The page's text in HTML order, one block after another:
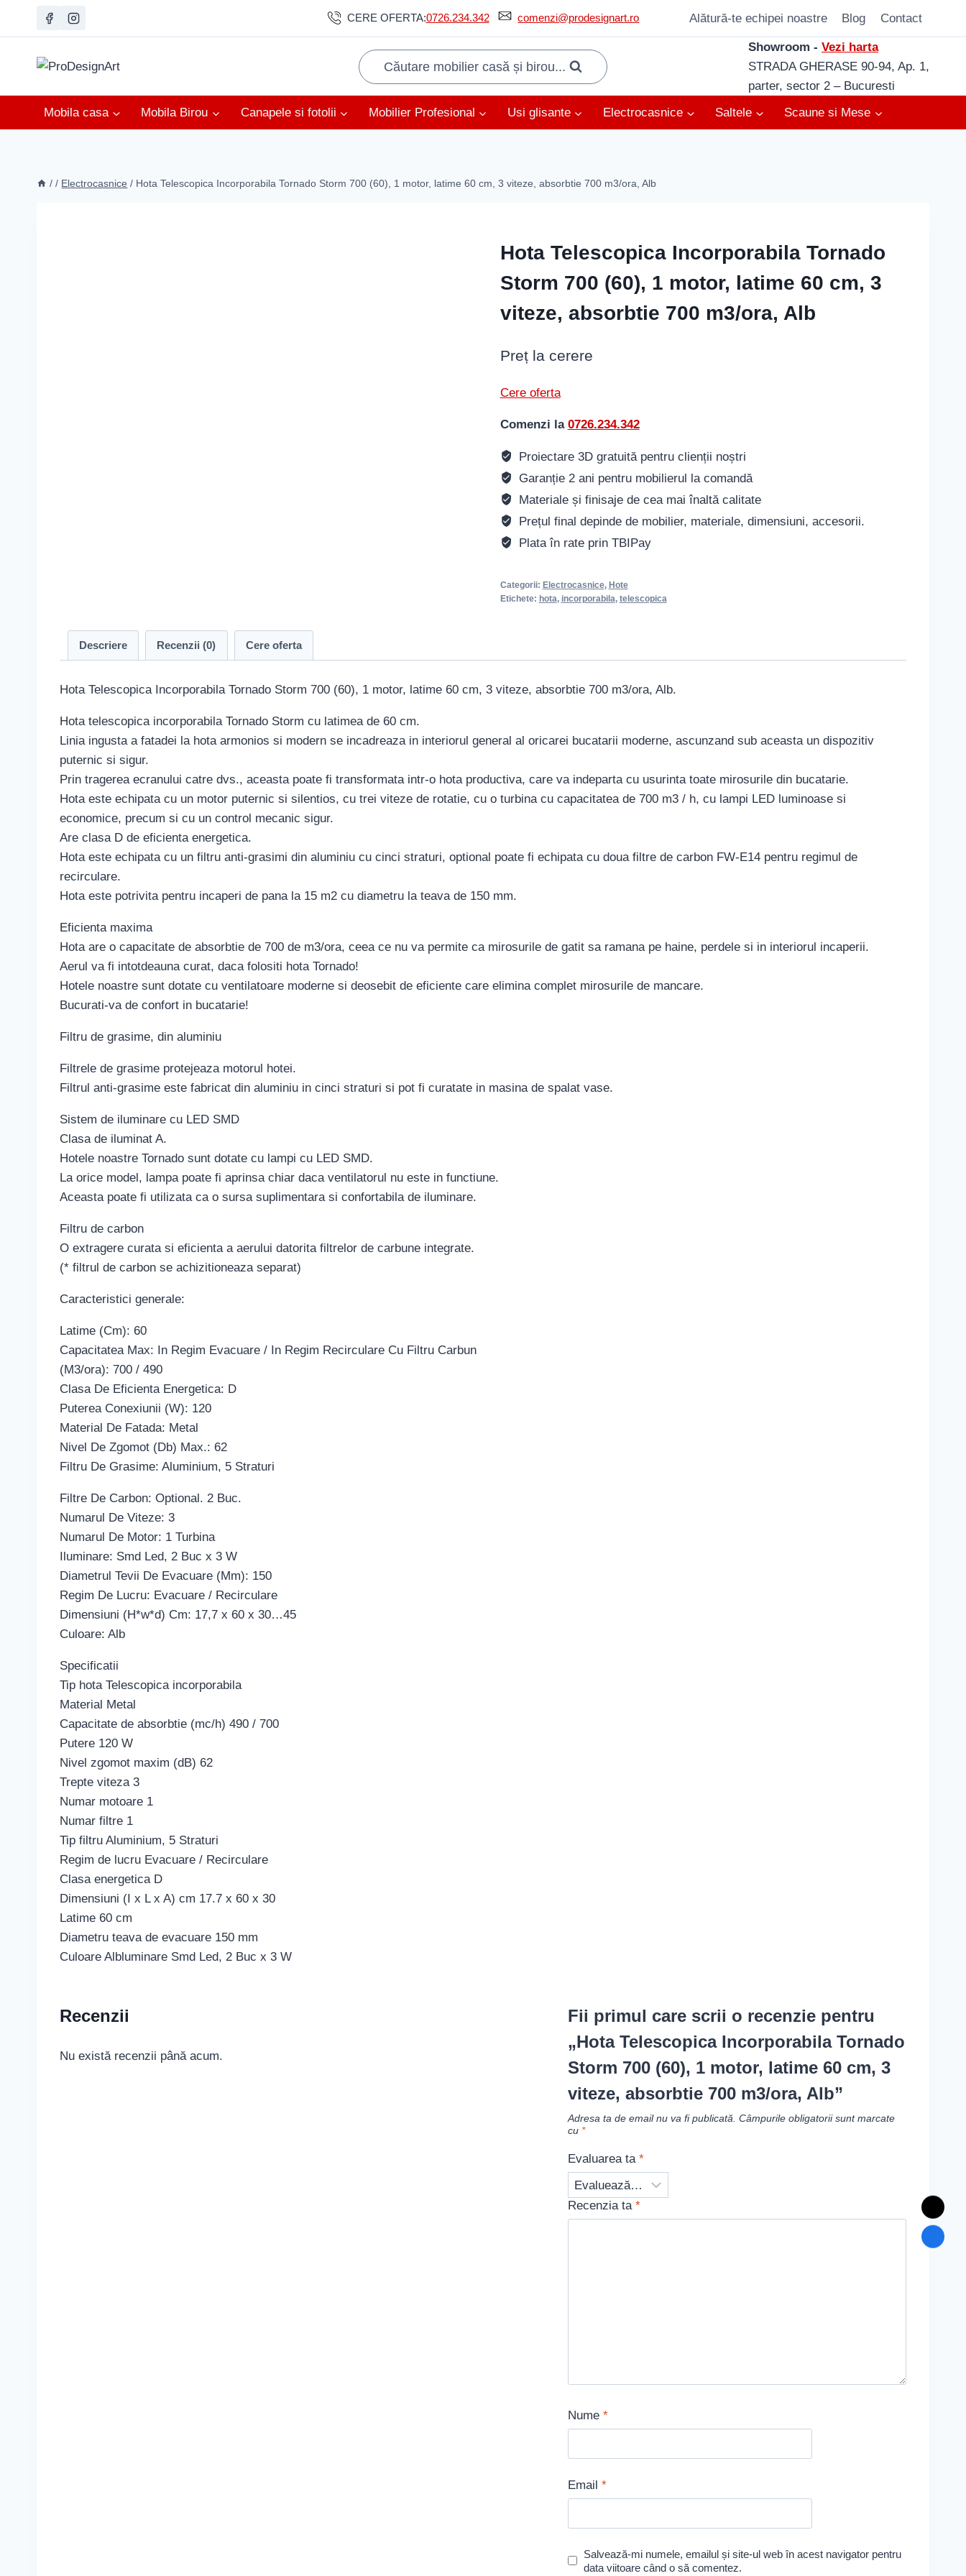
CERE OFERTA:0726.234.342 comenzi@prodesignart.ro Alătură-te echipei noastre Blog Contact
Căutare mobilier casă și birou...
Showroom - Vezi harta
STRADA GHERASE 90-94, Ap. 1,
parter, sector 2 – Bucuresti
Mobila casa
Mobila Birou Canapele si fotolii Mobilier Profesional Usi glisante Electrocasnice Saltele Scaune si Mese
/ / Electrocasnice / Hota Telescopica Incorporabila Tornado Storm 700 (60), 1 motor, latime 60 cm, 3 viteze, absorbtie 700 m3/ora, Alb
Hota Telescopica Incorporabila Tornado
Storm 700 (60), 1 motor, latime 60 cm, 3
viteze, absorbtie 700 m3/ora, Alb
Preț la cerere
Cere oferta
Comenzi la 0726.234.342
Proiectare 3D gratuită pentru clienții noștri
Garanție 2 ani pentru mobilierul la comandă
Materiale și finisaje de cea mai înaltă calitate
Prețul final depinde de mobilier, materiale, dimensiuni, accesorii.
Plata în rate prin TBIPay
Categorii: Electrocasnice, Hote
Etichete: hota, incorporabila, telescopica
Descriere Recenzii (0) Cere oferta
Hota Telescopica Incorporabila Tornado Storm 700 (60), 1 motor, latime 60 cm, 3 viteze, absorbtie 700 m3/ora, Alb.
Hota telescopica incorporabila Tornado Storm cu latimea de 60 cm.
Linia ingusta a fatadei la hota armonios si modern se incadreaza in interiorul general al oricarei bucatarii moderne, ascunzand sub aceasta un dispozitiv
puternic si sigur.
Prin tragerea ecranului catre dvs., aceasta poate fi transformata intr-o hota productiva, care va indeparta cu usurinta toate mirosurile din bucatarie.
Hota este echipata cu un motor puternic si silentios, cu trei viteze de rotatie, cu o turbina cu capacitatea de 700 m3 / h, cu lampi LED luminoase si
economice, precum si cu un control mecanic sigur.
Are clasa D de eficienta energetica.
Hota este echipata cu un filtru anti-grasimi din aluminiu cu cinci straturi, optional poate fi echipata cu doua filtre de carbon FW-E14 pentru regimul de
recirculare.
Hota este potrivita pentru incaperi de pana la 15 m2 cu diametru la teava de 150 mm.
Eficienta maxima
Hota are o capacitate de absorbtie de 700 de m3/ora, ceea ce nu va permite ca mirosurile de gatit sa ramana pe haine, perdele si in interiorul incaperii.
Aerul va fi intotdeauna curat, daca folositi hota Tornado!
Hotele noastre sunt dotate cu ventilatoare moderne si deosebit de eficiente care elimina complet mirosurile de mancare.
Bucurati-va de confort in bucatarie!
Filtru de grasime, din aluminiu
Filtrele de grasime protejeaza motorul hotei.
Filtrul anti-grasime este fabricat din aluminiu in cinci straturi si pot fi curatate in masina de spalat vase.
Sistem de iluminare cu LED SMD
Clasa de iluminat A.
Hotele noastre Tornado sunt dotate cu lampi cu LED SMD.
La orice model, lampa poate fi aprinsa chiar daca ventilatorul nu este in functiune.
Aceasta poate fi utilizata ca o sursa suplimentara si confortabila de iluminare.
Filtru de carbon
O extragere curata si eficienta a aerului datorita filtrelor de carbune integrate.
(* filtrul de carbon se achizitioneaza separat)
Caracteristici generale:
Latime (Cm): 60
Capacitatea Max: In Regim Evacuare / In Regim Recirculare Cu Filtru Carbun
(M3/ora): 700 / 490
Clasa De Eficienta Energetica: D
Puterea Conexiunii (W): 120
Material De Fatada: Metal
Nivel De Zgomot (Db) Max.: 62
Filtru De Grasime: Aluminium, 5 Straturi
Filtre De Carbon: Optional. 2 Buc.
Numarul De Viteze: 3
Numarul De Motor: 1 Turbina
Iluminare: Smd Led, 2 Buc x 3 W
Diametrul Tevii De Evacuare (Mm): 150
Regim De Lucru: Evacuare / Recirculare
Dimensiuni (H*w*d) Cm: 17,7 x 60 x 30…45
Culoare: Alb
Specificatii
Tip hota Telescopica incorporabila
Material Metal
Capacitate de absorbtie (mc/h) 490 / 700
Putere 120 W
Nivel zgomot maxim (dB) 62
Trepte viteza 3
Numar motoare 1
Numar filtre 1
Tip filtru Aluminium, 5 Straturi
Regim de lucru Evacuare / Recirculare
Clasa energetica D
Dimensiuni (I x L x A) cm 17.7 x 60 x 30
Latime 60 cm
Diametru teava de evacuare 150 mm
Culoare Albluminare Smd Led, 2 Buc x 3 W
Recenzii
Nu există recenzii până acum.
Fii primul care scrii o recenzie pentru
„Hota Telescopica Incorporabila Tornado
Storm 700 (60), 1 motor, latime 60 cm, 3
viteze, absorbtie 700 m3/ora, Alb”
Adresa ta de email nu va fi publicată. Câmpurile obligatorii sunt marcate
cu *
Evaluarea ta *
Recenzia ta *
Nume *
Email *
Salvează-mi numele, emailul și site-ul web în acest navigator pentru
data viitoare când o să comentez.